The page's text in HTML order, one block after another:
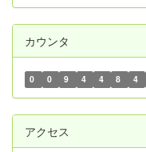
カウンタ
0 0 9 4 4 8 4
アクセス